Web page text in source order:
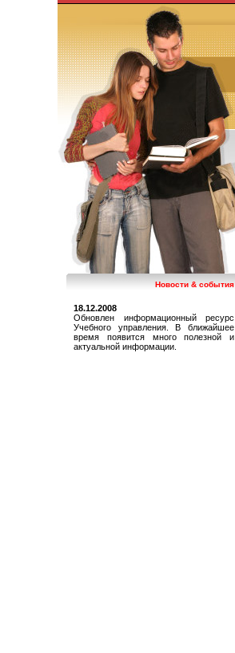
Новости & события
18.12.2008
Обновлен информационный ресурс
Учебного управления. В ближайшее
время появится много полезной и
актуальной информации.